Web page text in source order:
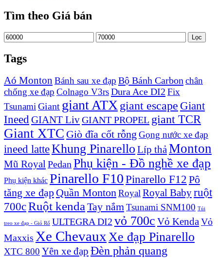
Tìm theo Giá bán
Giá
thấp
nhất
Giá
cao
Lọc
Tags
Aó Monton Bánh sau xe đạp Bộ Bánh Carbon chân
chống xe đạp Colnago V3rsDura Ace DI2 Fix
Tsunami Giant giant ATX giant escape Giant
Ineed GIANT LivGIANT PROPEL giant TCR
Giant XTC Giò đĩa cốt rỗng Gọng nước xe đạp
ineed latteKhung Pinarello Líp thảMonton
Mũ Royal Pedan Phụ kiện - Đồ nghề xe đạp
Phụ kiện khác Pinarello F10Pinarello F12 Pô
tăng xe đạp Quần MontonRoyal Royal Babyruột
700cRuột kendaTay nắmTsunami SNM100 Túi
treo xe đạp - Giỏ Rổ ULTEGRA DI2 vỏ 700c Vỏ KendaVỏ
Maxxis Xe ChevauxXe đạp Pinarello
XTC 800 Yên xe đạp Đèn phản quang